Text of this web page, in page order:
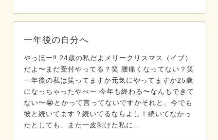
一年後の自分へ
やっほー‼️ 24歳の私だよメリークリスマス（イブ）
だよ〜まだ受付やってる？笑 腰痛くなってない？笑
一年後の私は笑ってますか元気にやってますか25歳
になっちゃったやべー 今年も終わる〜なんもできて
ない〜😭とかって言ってないですかそれと、今でも
彼と続いてます？続いてるならよし！続いてなかっ
たとしても、また一皮剥けた私に…